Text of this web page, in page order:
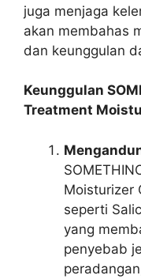
juga menjaga
akan membahas
dan keunggulan
Keunggulan
Treatment
Moisturizer
seperti
yang
penyebab